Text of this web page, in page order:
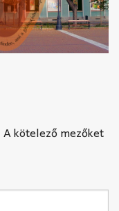
A kötelező mezőket